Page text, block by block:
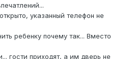
указанный телефон не
ребенку почему так... Вместо
гости приходят, а им дверь не